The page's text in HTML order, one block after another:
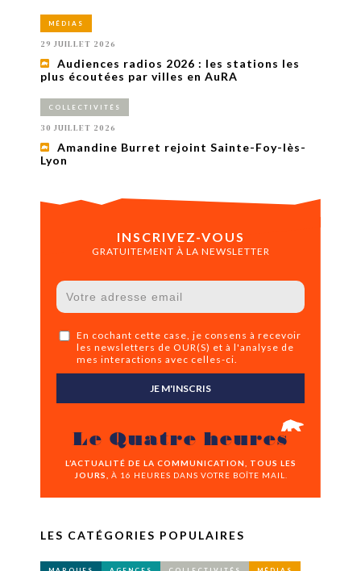
MÉDIAS
29 JUILLET 2026
Audiences radios 2026 : les stations les
plus écoutées par villes en AuRA
COLLECTIVITÉS
30 JUILLET 2026
Amandine Burret rejoint Sainte-Foy-lès-
Lyon
INSCRIVEZ-VOUS
GRATUITEMENT À LA NEWSLETTER
En cochant cette case, je consens à recevoir
les newsletters de OUR(S) et à l'analyse de
mes interactions avec celles-ci.
JE M'INSCRIS
Le Quatre heures
L’ACTUALITÉ DE LA COMMUNICATION, TOUS LES
JOURS,
À 16 HEURES DANS VOTRE BOÎTE MAIL.
LES CATÉGORIES POPULAIRES